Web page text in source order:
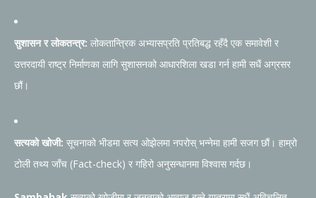
सुशासन र लोकतन्त्र: लोकतान्त्रिक अभ्यासप्रति प्रतिबद्ध रहँदै एक समावेशी र
उत्तरदायी राष्ट्र निर्माणका लागि सुशासनको आधारशिला खडा गर्न हामी सधैं अग्रसर
छौं।
सत्यको खोजी: सूचनाको भीडमा सत्य ओझेलमा नपरोस् भन्नेमा हामी सजग छौं। हाम्रो
टोली तथ्य जाँच (Fact-check) र गहिरो अनुसन्धानमा विश्वास गर्दछ।